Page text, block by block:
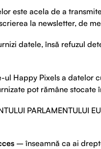
este acela de a
la newsletter, de
datele, însă refuzul
ul Happy Pixels a datelor
pot rămâne
PARLAMENTULUI
– înseamnă ca ai